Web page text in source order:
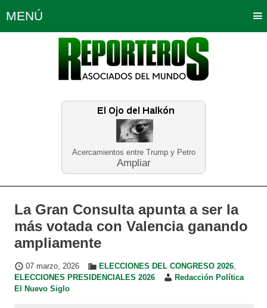
Acercamientos entre Trump y Petro
Ampliar
MENÚ
Política Opinión Bogotá
Planeta Tierra Deportes
Educación Neira
La Gran Consulta apunta a ser la
más votada con Valencia ganando
ampliamente
07 marzo, 2026 ELECCIONES DEL CONGRESO 2026,
ELECCIONES PRESIDENCIALES 2026
Redacción Política
El Nuevo Siglo